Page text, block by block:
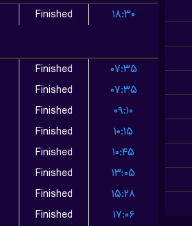
Finished
۱۸:۳۰
Finished
۰۷:۳۵
Finished
۰۷:۳۵
Finished
۰۹:۱۰
Finished
۱۰:۱۵
Finished
۱۰:۴۵
Finished
۱۳:۰۵
Finished
۱۵:۲۸
Finished
۱۷:۰۶